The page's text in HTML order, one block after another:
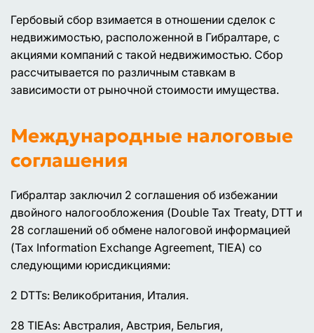
Гербовый сбор взимается в отношении сделок с
недвижимостью, расположенной в Гибралтаре, с
акциями компаний с такой недвижимостью. Сбор
рассчитывается по различным ставкам в
зависимости от рыночной стоимости имущества.
Международные налоговые
соглашения
Гибралтар заключил 2 соглашения об избежании
двойного налогообложения (Double Tax Treaty, DTT и
28 соглашений об обмене налоговой информацией
(Tax Information Exchange Agreement, TIEA) со
следующими юрисдикциями:
2 DTTs: Великобритания, Италия.
28 TIEAs: Австралия, Австрия, Бельгия,